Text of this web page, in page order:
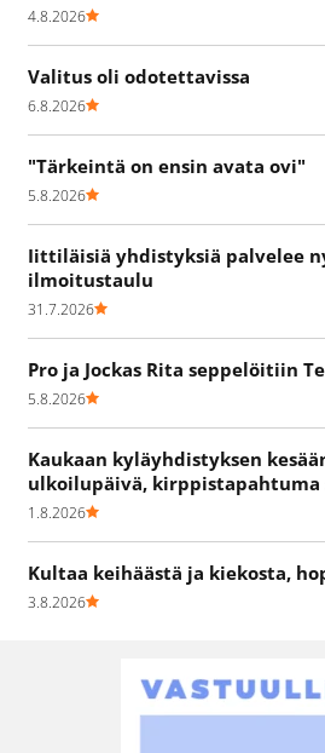
4.8.2026
Valitus oli odotettavissa
6.8.2026
"Tärkeintä on ensin avata ovi"
5.8.2026
Iittiläisiä yhdistyksiä palvelee
ilmoitustaulu
31.7.2026
Pro ja Jockas Rita seppelöitiin
5.8.2026
Kaukaan kyläyhdistyksen
ulkoilupäivä, kirppistapahtuma
1.8.2026
Kultaa keihäästä ja kiekosta,
3.8.2026